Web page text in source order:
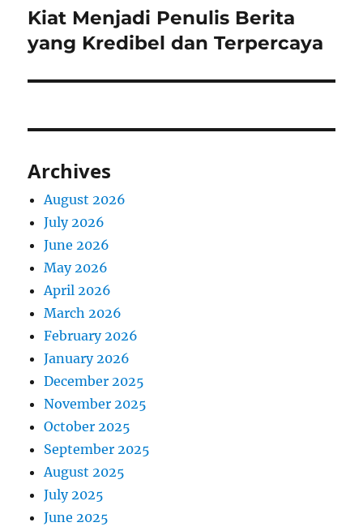
Next
post:
Kiat Menjadi Penulis Berita
yang Kredibel dan Terpercaya
Archives
August 2026
July 2026
June 2026
May 2026
April 2026
March 2026
February 2026
January 2026
December 2025
November 2025
October 2025
September 2025
August 2025
July 2025
June 2025